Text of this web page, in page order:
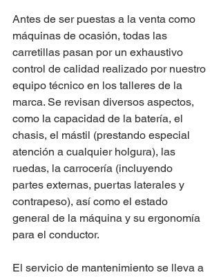
Antes de ser puestas a la venta como
máquinas de ocasión, todas las
carretillas pasan por un exhaustivo
control de calidad realizado por nuestro
equipo técnico en los talleres de la
marca. Se revisan diversos aspectos,
como la capacidad de la batería, el
chasis, el mástil (prestando especial
atención a cualquier holgura), las
ruedas, la carrocería (incluyendo
partes externas, puertas laterales y
contrapeso), así como el estado
general de la máquina y su ergonomía
para el conductor.
El servicio de mantenimiento se lleva a